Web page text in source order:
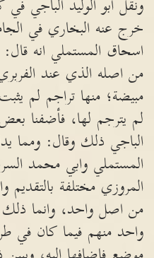
ونقل ابو الوليد الباجي
خرج عنه البخاري في
اسحاق المستملي انه
من اصله الذي عند
مبيضة؛ منها تراجم لم
لم يترجم لها، فأضفنا
الباجي ذلك وقال: ومما
المستملي وابي محمد
المروزي مختلفة بالتقديم
من اصل واحد، وانما
واحد منهم فيما كان في